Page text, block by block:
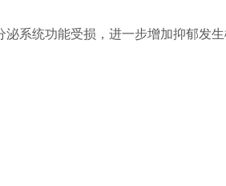
系统功能受损，进一步增加抑郁发